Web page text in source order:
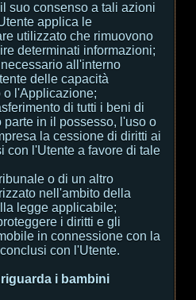
suo consenso a tali azioni
applica le
utilizzato che rimuovono
determinati informazioni;
all'interno
delle capacità
l'Applicazione;
di tutti i beni di
in il possesso, l'uso o
la cessione di diritti ai
con l'Utente a favore di tale
o di un altro
nell'ambito della
legge applicabile;
i diritti e gli
in connessione con la
con l'Utente.
i bambini